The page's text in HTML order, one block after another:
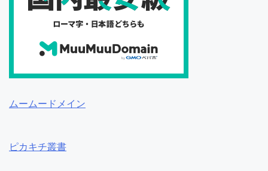
ムームードメイン
ピカキチ叢書